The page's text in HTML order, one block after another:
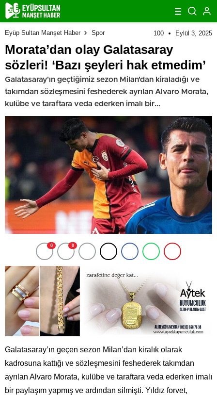
Eyüp Sultan Manşet Haber Spor 100 Eylül 3, 2025
Morata’dan olay Galatasaray
sözleri! ‘Bazı şeyleri hak etmedim’
Galatasaray'ın geçtiğimiz sezon Milan'dan kiraladığı ve
takımdan sözleşmesini feshederek ayrılan Alvaro Morata,
kulübe ve taraftara veda ederken imalı bir...
0 0
Galatasaray’ın geçen sezon Milan’dan kiralık olarak
kadrosuna kattığı ve sözleşmesini feshederek takımdan
ayrılan Alvaro Morata, kulübe ve taraftara veda ederken imalı
bir paylaşım yapmış ve ardından silmişti. Yıldız forvet,